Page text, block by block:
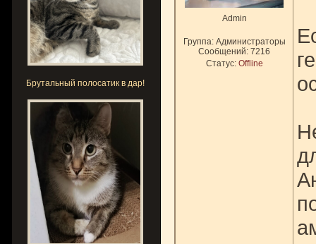
Брутальный полосатик в дар!
Admin
Группа: Администраторы
Сообщений: 7216
Статус: Offline